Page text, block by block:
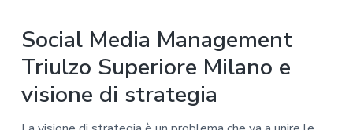
Social Media Management
Triulzo Superiore Milano e
visione di strategia